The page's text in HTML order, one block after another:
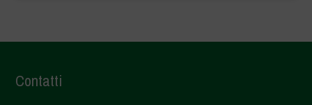
Contatti